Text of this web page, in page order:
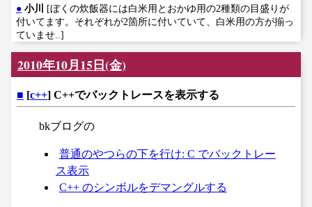
● 小川
[ぼくの炊飯器には白米用とおかゆ用の2種類の目盛りが
付いてます。それぞれが2箇所に付いていて、白米用の方が揃っ
ていませ..]
2010年10月15日(金)
■ [c++] C++でバックトレースを表示する
bkブログの
普通のやつらの下を行け: C でバックトレー
ス表示
C++ のシンボルをデマングルする